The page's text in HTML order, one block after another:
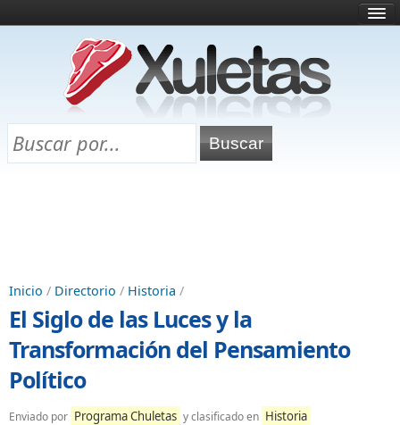
¿Qué es esto?
Directorio
Chuletas para exámenes
Inicio / Directorio / Historia /
El Siglo de las Luces y la
Transformación del Pensamiento
Político
Enviado por Programa Chuletas y clasificado en Historia